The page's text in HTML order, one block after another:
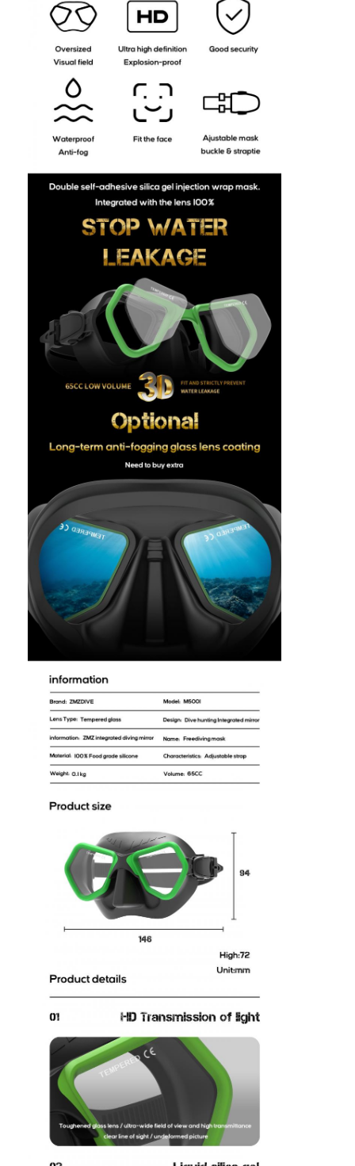
Do domu
Produkty
filmy
O nas
Wycieczka po fabryce
Kontrola jakości
Skontaktuj się z nami
Maska nurkowa dla dorosłych
Zestaw nurkowy dla dzieci
Nurkowanie z rurką
Pływające płetwy
Zestaw maski do nurkowania
Akcesoria do nurkowania